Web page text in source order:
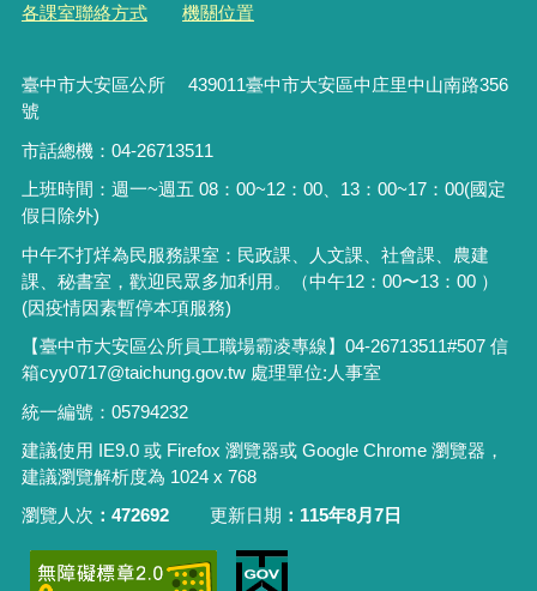
各課室聯絡方式 機關位置
臺中市大安區公所 439011臺中市大安區中庄里中山南路356
號
市話總機：04-26713511
上班時間：週一~週五 08：00~12：00、13：00~17：00(國定
假日除外)
中午不打烊為民服務課室：民政課、人文課、社會課、農建
課、秘書室，歡迎民眾多加利用。（中午12：00〜13：00 ）
(因疫情因素暫停本項服務)
【臺中市大安區公所員工職場霸凌專線】04-26713511#507 信
箱cyy0717@taichung.gov.tw 處理單位:人事室
統一編號：05794232
建議使用 IE9.0 或 Firefox 瀏覽器或 Google Chrome 瀏覽器，
建議瀏覽解析度為 1024 x 768
瀏覽人次
472692 更新日期 115年8月7日